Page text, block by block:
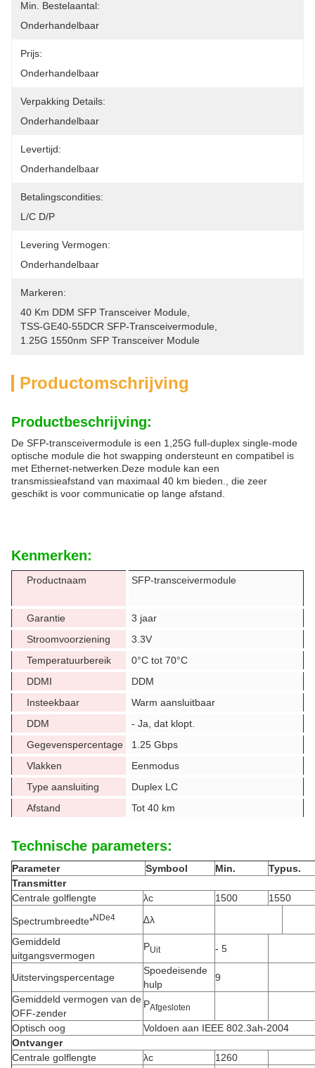
Min. Bestelaantal:
Onderhandelbaar
Prijs:
Onderhandelbaar
Verpakking Details:
Onderhandelbaar
Levertijd:
Onderhandelbaar
Betalingscondities:
L/C D/P
Levering Vermogen:
Onderhandelbaar
Markeren:
40 Km DDM SFP Transceiver Module
TSS-GE40-55DCR SFP-Transceivermodule
1.25G 1550nm SFP Transceiver Module
Productomschrijving
Productbeschrijving:
De SFP-transceivermodule is een 1,25G full-duplex single-mode
optische module die hot swapping ondersteunt en compatibel is
met Ethernet-netwerken.Deze module kan een
transmissieafstand van maximaal 40 km bieden., die zeer
geschikt is voor communicatie op lange afstand.
Kenmerken:
Productnaam SFP-transceivermodule
Garantie
3 jaar
Stroomvoorziening
3.3V
Temperatuurbereik
0°C tot 70°C
DDMI
DDM
Insteekbaar
Warm aansluitbaar
DDM
- Ja, dat klopt.
Gegevenspercentage
1.25 Gbps
Vlakken
Eenmodus
Type aansluiting
Duplex LC
Afstand
Tot 40 km
Technische parameters:
Parameter Symbool Min.
Typus.
Transmitter
Centrale golflengte
λc 1500 1550
Spectrumbreedte*NDe4
∆λ
Gemiddeld
uitgangsvermogen
PUit - 5
Uitstervingspercentage
Spoedeisende
hulp
9
Gemiddeld vermogen van de
OFF-zender
PAfgesloten
Optisch oog
Voldoen aan IEEE 802.3ah-2004
Ontvanger
Centrale golflengte
λc
1260